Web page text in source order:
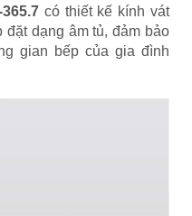
365.7 có thiết kế kính vát
đặt dạng âm tủ, đảm bảo
gian bếp của gia đình